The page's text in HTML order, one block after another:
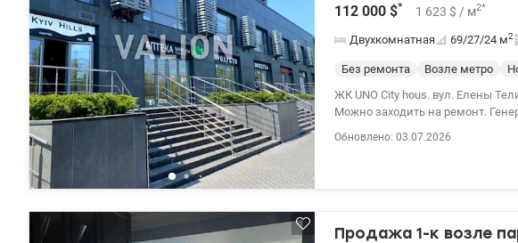
112 000 $* 1 623 $ / м2*
Двухкомнатная 69/27/24 м2
Без ремонта Возле метро
ЖК UNO City hous. вул. Елены Телиги, 25 дом
Можно заходить на ремонт.
Обновлено: 03.07.2026
Продажа 1-к возле